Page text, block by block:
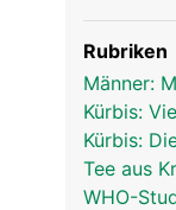
Rubriken
Männer:
Kürbis:
Kürbis:
Tee aus
WHO-